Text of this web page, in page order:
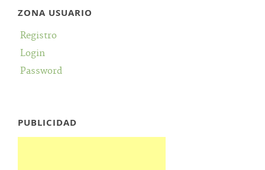
ZONA USUARIO
Registro
Login
Password
PUBLICIDAD